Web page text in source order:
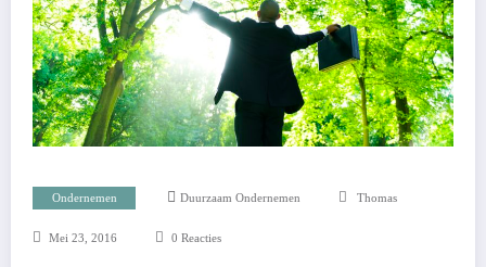
Ondernemen Duurzaam Ondernemen Thomas
Mei 23, 2016 0 Reacties